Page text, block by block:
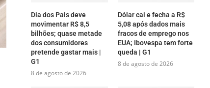
Dia dos Pais deve
movimentar R$ 8,5
bilhões; quase metade
dos consumidores
pretende gastar mais |
G1
8 de agosto de 2026
Dólar cai e fecha a R$
5,08 após dados mais
fracos de emprego nos
EUA; Ibovespa tem forte
queda | G1
8 de agosto de 2026